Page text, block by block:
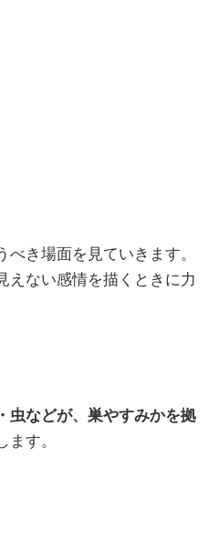
き場面を見ていきます。
えない感情を描くときに力
虫などが、巣やすみかを拠
ます。